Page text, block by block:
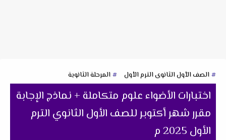
الصف الأول الثانوى الترم الأول المرحلة الثانوية
اختبارات الأضواء علوم متكاملة + نماذج الإجابة
مقرر شهر أكتوبر للصف الأول الثانوي الترم
الأول 2025 م